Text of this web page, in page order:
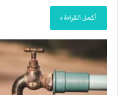
أكمل القراءة »